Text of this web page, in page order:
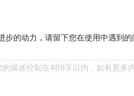
步的动力，请留下您在使用中遇到